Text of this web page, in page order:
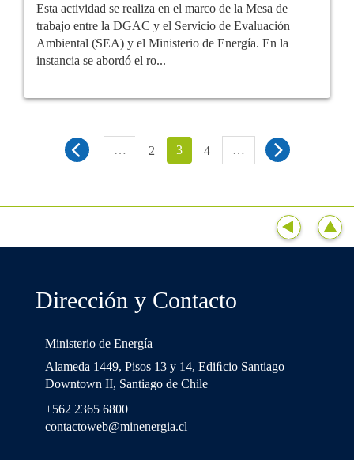
Esta actividad se realiza en el marco de la Mesa de
trabajo entre la DGAC y el Servicio de Evaluación
Ambiental (SEA) y el Ministerio de Energía. En la
instancia se abordó el ro...
… 2 3 4 …
Dirección y Contacto
Ministerio de Energía
Alameda 1449, Pisos 13 y 14, Ediﬁcio Santiago
Downtown II, Santiago de Chile
+562 2365 6800
contactoweb@minenergia.cl